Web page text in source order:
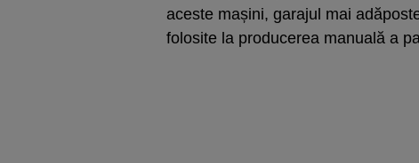
aceste mașini, garajul mai
folosite la producerea manuală a